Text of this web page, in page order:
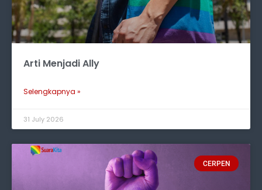
Arti Menjadi Ally
Selengkapnya »
31 July 2026
CERPEN